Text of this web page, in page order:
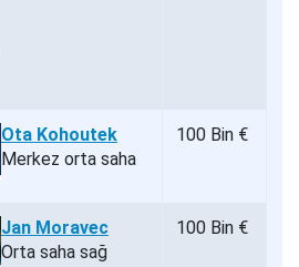
Ota Kohoutek
Merkez orta saha
100 Bin €
Jan Moravec
Orta saha sağ
100 Bin €